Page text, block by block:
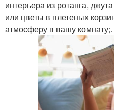
интерьера из ротанга,
или цветы в плетеных
атмосферу в вашу комнату;.